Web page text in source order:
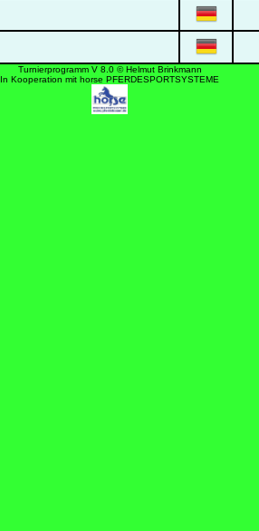
Turnierprogramm V 8.0 © Helmut Brinkmann
In Kooperation mit horse PFERDESPORTSYSTEME